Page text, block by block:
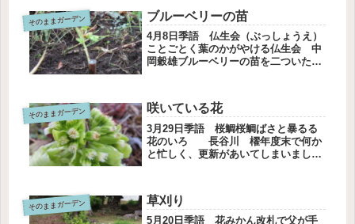
柱。真上から撮りました。そろそろ咲
くかしら。と毎日見ているのですが、
な...
そのままガーデン ブルーベリーの苗
4月8日季語 仏生会（ぶっしょうえ）
ことごとく葉のかがやける仏生会 中
岡穀雄ブルーベリーの苗を二ついただ
生えている土地に小さなシャベルで適
当に穴を掘って植えました。育って
く...
そのままガーデン 咲いている花
3月29日季語 桜鯛桜鯛ばさと暴るる
花のいろ 長谷川 櫂年度末で何か
と忙しく、更新があいてしまいまし
リが咲きました。アミガサユリも出て
きました。フキノトウ、大きくなりま
した...
そのままガーデン 草刈り
5月20日季語 花みかん改札で父が手